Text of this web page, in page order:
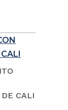
CALI